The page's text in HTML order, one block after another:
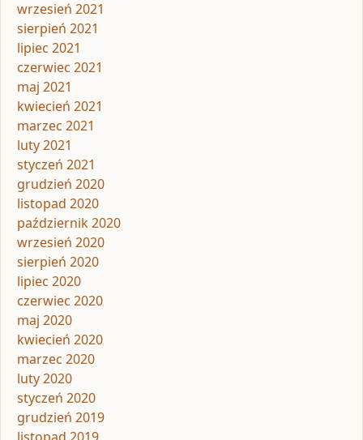
wrzesień 2021
sierpień 2021
lipiec 2021
czerwiec 2021
maj 2021
kwiecień 2021
marzec 2021
luty 2021
styczeń 2021
grudzień 2020
listopad 2020
październik 2020
wrzesień 2020
sierpień 2020
lipiec 2020
czerwiec 2020
maj 2020
kwiecień 2020
marzec 2020
luty 2020
styczeń 2020
grudzień 2019